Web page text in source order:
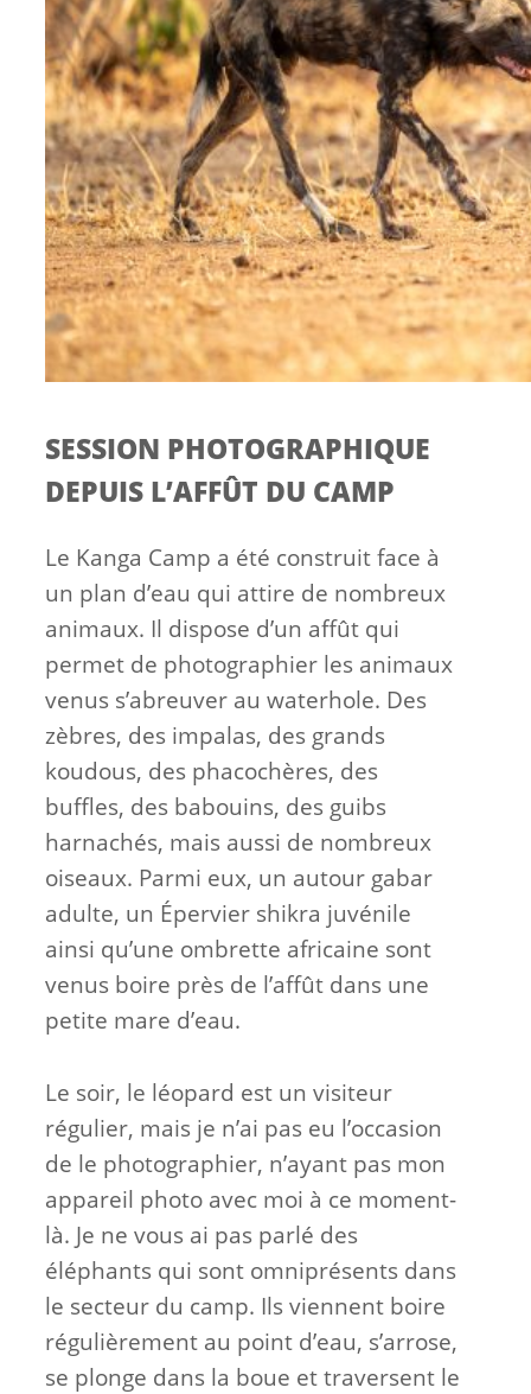
SESSION PHOTOGRAPHIQUE
DEPUIS L’AFFÛT DU CAMP
Le Kanga Camp a été construit face à
un plan d’eau qui attire de nombreux
animaux. Il dispose d’un affût qui
permet de photographier les animaux
venus s’abreuver au waterhole. Des
zèbres, des impalas, des grands
koudous, des phacochères, des
buffles, des babouins, des guibs
harnachés, mais aussi de nombreux
oiseaux. Parmi eux, un autour gabar
adulte, un Épervier shikra juvénile
ainsi qu’une ombrette africaine sont
venus boire près de l’affût dans une
petite mare d’eau.
Le soir, le léopard est un visiteur
régulier, mais je n’ai pas eu l’occasion
de le photographier, n’ayant pas mon
appareil photo avec moi à ce moment-
là. Je ne vous ai pas parlé des
éléphants qui sont omniprésents dans
le secteur du camp. Ils viennent boire
régulièrement au point d’eau, s’arrose,
se plonge dans la boue et traversent le